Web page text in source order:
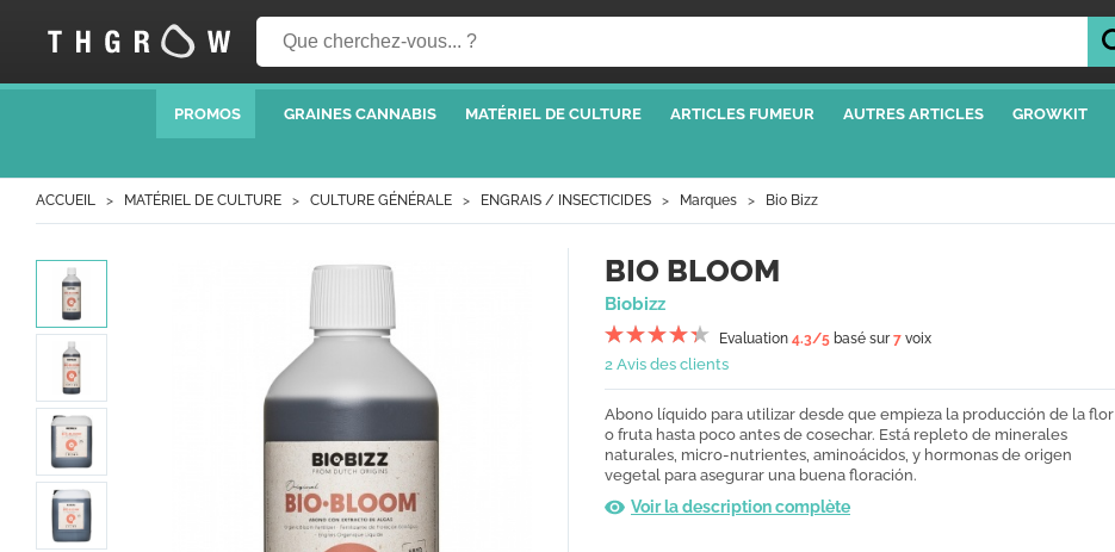
PROMOS GRAINES CANNABIS MATÉRIEL DE CULTURE ARTICLES FUMEUR AUTRES ARTICLES GROWKIT
ACCUEIL MATÉRIEL DE CULTURE CULTURE GÉNÉRALE ENGRAIS / INSECTICIDES Marques Bio Bizz
BIO BLOOM
Biobizz
Evaluation 4.3/5 basé sur7 voix
2 Avis des clients
Abono líquido para utilizar desde que empieza la producción de la flor
o fruta hasta poco antes de cosechar. Está repleto de minerales
naturales, micro-nutrientes, aminoácidos, y hormonas de origen
vegetal para asegurar una buena floración.
Voir la description complète